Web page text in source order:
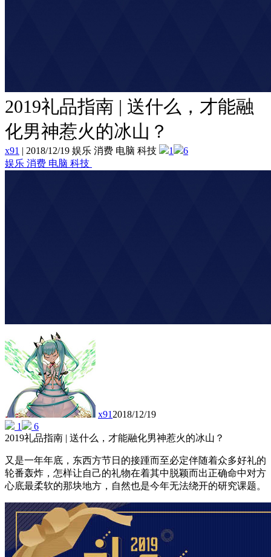
2019礼品指南 | 送什么，才能融
化男神惹火的冰山？
x91 | 2018/12/19 娱乐 消费 电脑 科技 1
6
娱乐 消费 电脑 科技
x912018/12/19
1
6
2019礼品指南 | 送什么，才能融化男神惹火的冰山？
又是一年年底，东西方节日的接踵而至必定伴随着众多好礼的
轮番轰炸，怎样让自己的礼物在着其中脱颖而出正确命中对方
心底最柔软的那块地方，自然也是今年无法绕开的研究课题。